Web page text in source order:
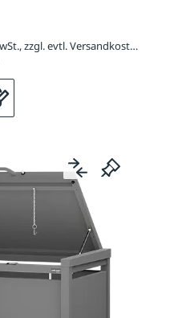
3.260,60 € / Stück inkl. 19 % MwSt., zzgl. evtl. Versandkosten